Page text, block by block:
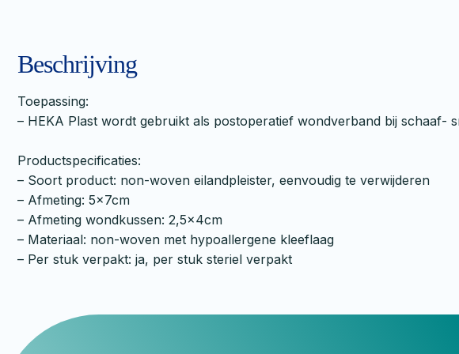
Beschrijving
Toepassing:
– HEKA Plast wordt gebruikt als postoperatief wondverband bij schaaf-
Productspecificaties:
– Soort product: non-woven eilandpleister, eenvoudig te verwijderen
– Afmeting: 5x7cm
– Afmeting wondkussen: 2,5x4cm
– Materiaal: non-woven met hypoallergene kleeflaag
– Per stuk verpakt: ja, per stuk steriel verpakt